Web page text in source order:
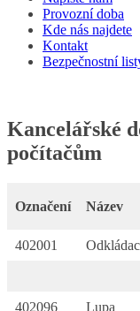
Provozní doba
Kde nás najdete
Kontakt
Bezpečnostní
Kancelářské
počítačům
Označení Název
402001
402096 Lupa